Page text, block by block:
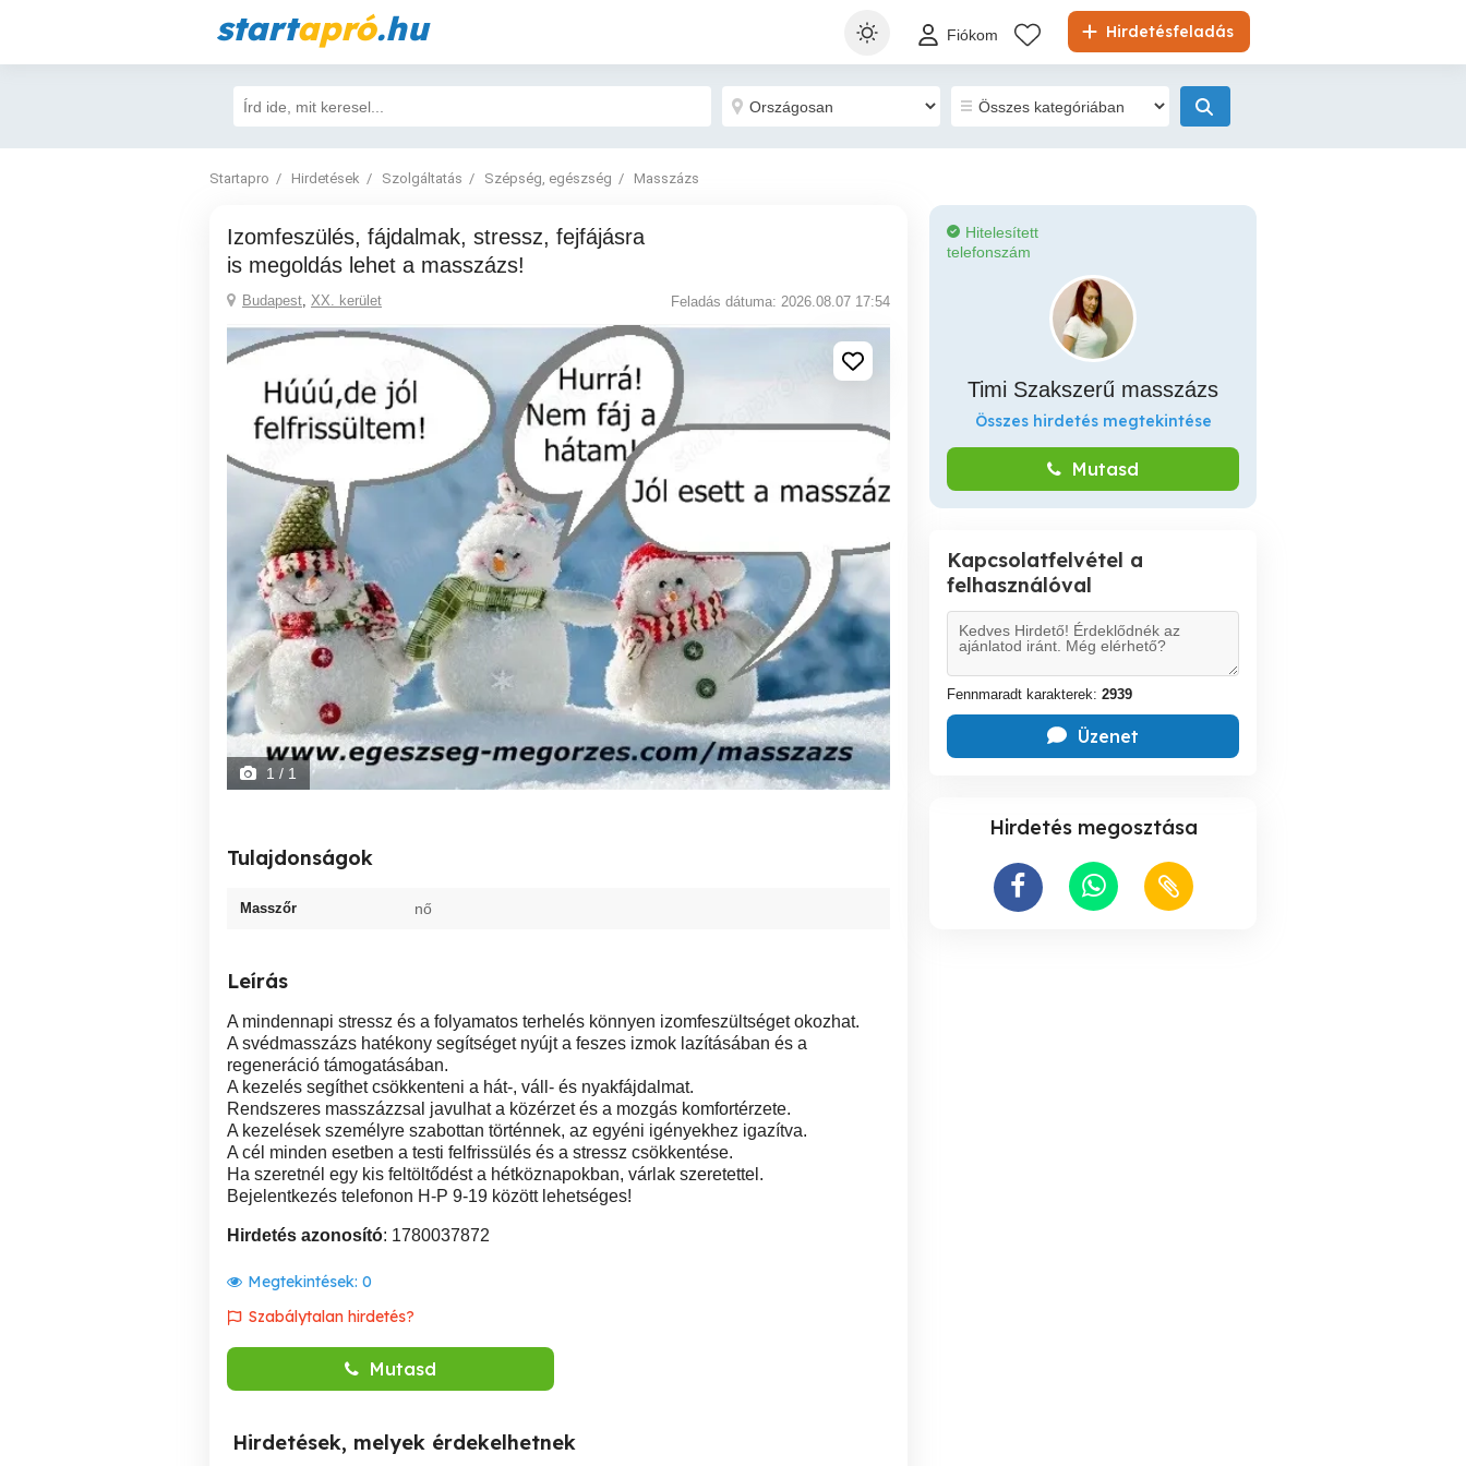
startapró.hu Hirdetésfeladás
Fiókom
Startapro Hirdetések Szolgáltatás Szépség, egészség Masszázs
Izomfeszülés, fájdalmak, stressz, fejfájásra
is megoldás lehet a masszázs!
Budapest, XX. kerület Feladás dátuma: 2026.08.07 17:54
1 / 1
Tulajdonságok
Masszőr nő
Leírás
A mindennapi stressz és a folyamatos terhelés könnyen izomfeszültséget okozhat.
A svédmasszázs hatékony segítséget nyújt a feszes izmok lazításában és a
regeneráció támogatásában.
A kezelés segíthet csökkenteni a hát-, váll- és nyakfájdalmat.
Rendszeres masszázzsal javulhat a közérzet és a mozgás komfortérzete.
A kezelések személyre szabottan történnek, az egyéni igényekhez igazítva.
A cél minden esetben a testi felfrissülés és a stressz csökkentése.
Ha szeretnél egy kis feltöltődést a hétköznapokban, várlak szeretettel.
Bejelentkezés telefonon H-P 9-19 között lehetséges!
Hirdetés azonosító: 1780037872
Megtekintések: 0
Szabálytalan hirdetés?
Mutasd
Hirdetések, melyek érdekelhetnek
Hitelesített
telefonszám
Timi Szakszerű masszázs
Összes hirdetés megtekintése
Mutasd
Kapcsolatfelvétel a
felhasználóval
Fennmaradt karakterek: 2939
Üzenet
Hirdetés megosztása